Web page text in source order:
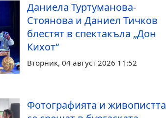
Даниела Туртуманова-
Стоянова и Даниел Тичков
блестят в спектакъла „Дон
Кихот“
Вторник, 04 август 2026 11:52
Фотографията и живопистта